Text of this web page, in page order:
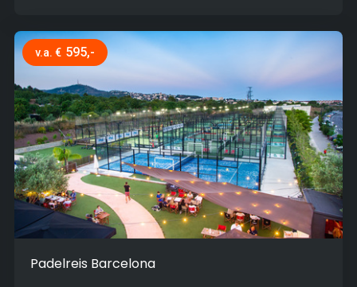
v.a. € 595,-
Padelreis Barcelona